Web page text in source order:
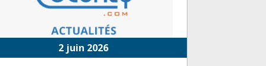
2 juin 2026